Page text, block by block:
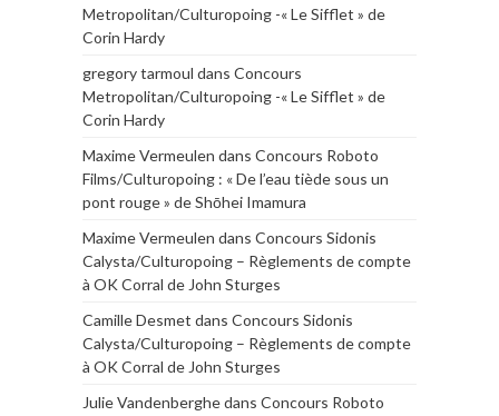
Metropolitan/Culturopoing -« Le Sifflet » de
Corin Hardy
gregory tarmoul dans Concours
Metropolitan/Culturopoing -« Le Sifflet » de
Corin Hardy
Maxime Vermeulen dans Concours Roboto
Films/Culturopoing : « De l’eau tiède sous un
pont rouge » de Shōhei Imamura
Maxime Vermeulen dans Concours Sidonis
Calysta/Culturopoing – Règlements de compte
à OK Corral de John Sturges
Camille Desmet dans Concours Sidonis
Calysta/Culturopoing – Règlements de compte
à OK Corral de John Sturges
Julie Vandenberghedans Concours Roboto